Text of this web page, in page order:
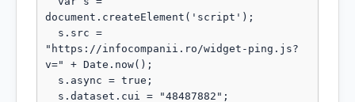
document.createElement('script');
"https://infocompanii.ro/widget-ping.js?
v=" + Date.now();